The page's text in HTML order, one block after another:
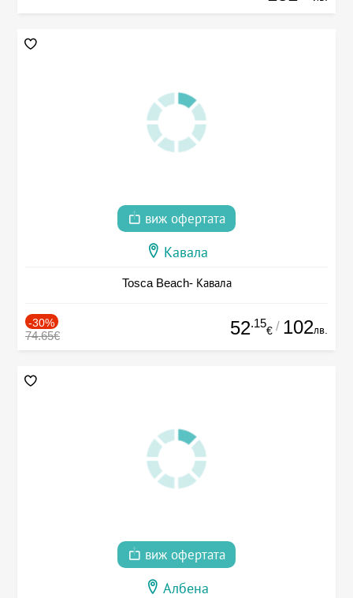
виж офертата
Кавала
Tosca Beach- Кавала
-30%
74.65€ 52.15
€ / 102лв.
виж офертата
Албена